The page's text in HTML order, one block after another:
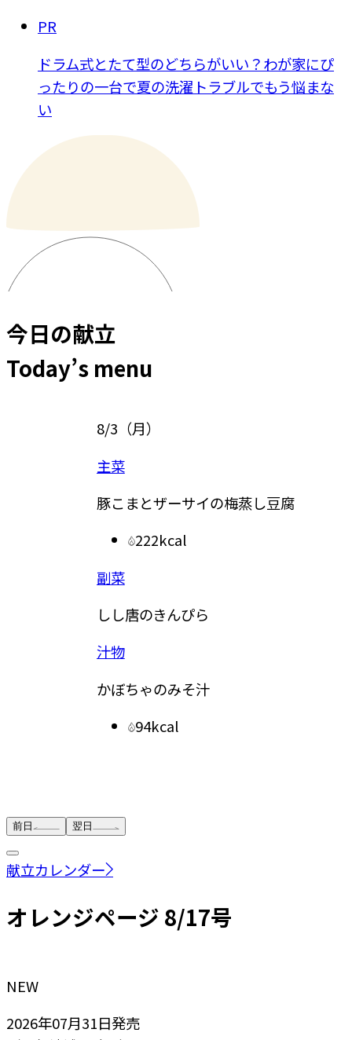
PR
ドラム式とたて型のどちらがいい？わが家にぴ
ったりの一台で夏の洗濯トラブルでもう悩まな
い
今日の献立
Today’s menu
）
豚こまとザーサイの梅蒸し豆腐
222kcal
しし唐のきんぴら
かぼちゃのみそ汁
94kcal
前日 翌日
献立カレンダー
オレンジページ 8/17号
NEW
2026年07月31日発売